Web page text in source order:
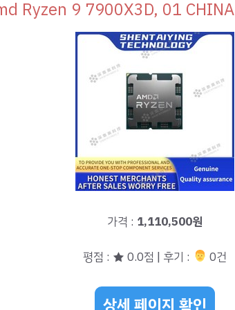
Ryzen 9 7900X3D, 01 CHINA
가격 : 1,110,500원
평점 : ★ 0.0점 | 후기 : ‍‍ 0건
상세 페이지 확인